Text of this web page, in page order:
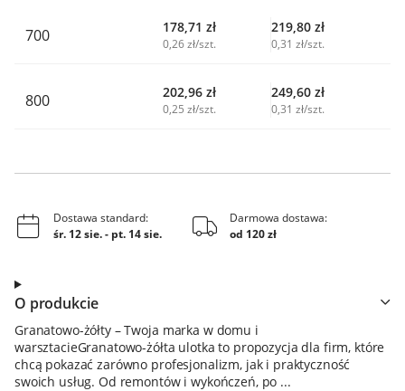
700 178,71 zł
0,26 zł/szt.
219,80 zł
0,31 zł/szt.
800 202,96 zł
0,25 zł/szt.
249,60 zł
0,31 zł/szt.
Dostawa standard:
śr. 12 sie.- pt. 14 sie.
Darmowa dostawa:
od 120 zł
O produkcie
Granatowo-żółty – Twoja marka w domu i
warsztacieGranatowo-żółta ulotka to propozycja dla firm, które
chcą pokazać zarówno profesjonalizm, jak i praktyczność
swoich usług. Od remontów i wykończeń, po ...